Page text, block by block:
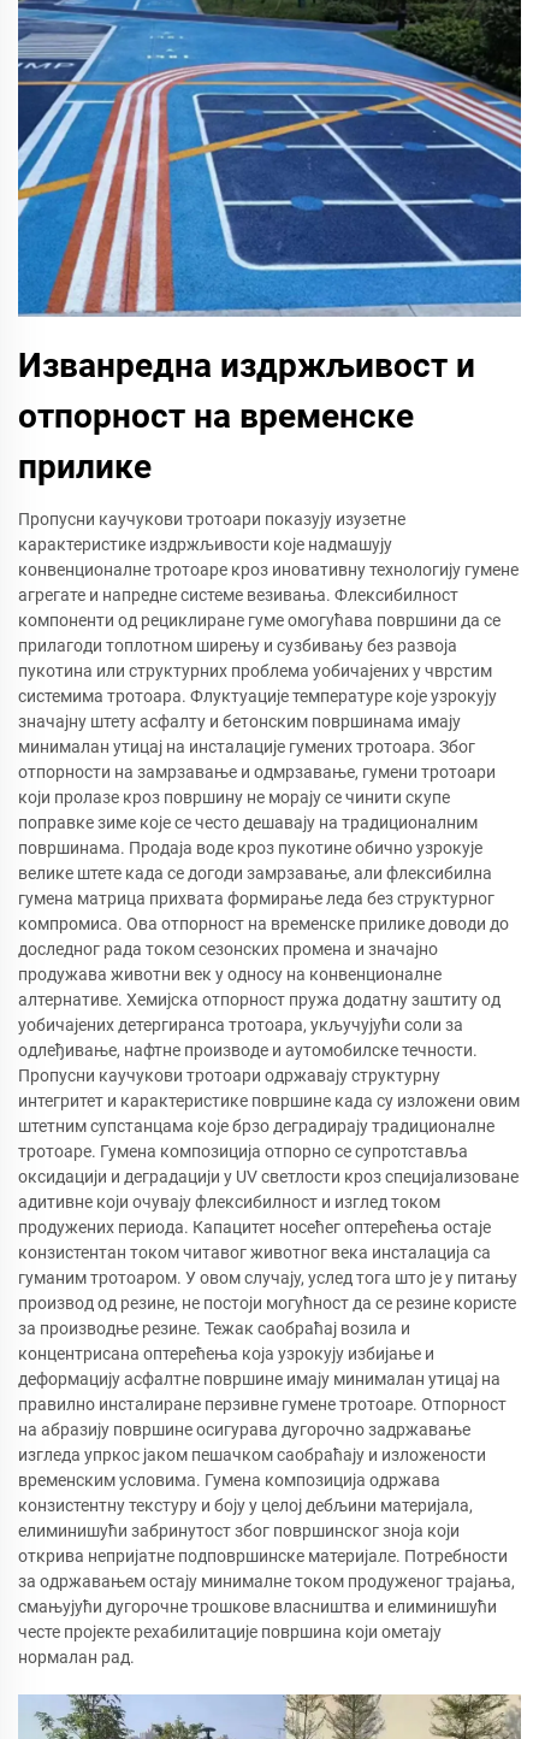
Изванредна издржљивост и
отпорност на временске
прилике
Пропусни каучукови тротоари показују изузетне
карактеристике издржљивости које надмашују
конвенционалне тротоаре кроз иновативну технологију гумене
агрегате и напредне системе везивања. Флексибилност
компоненти од рециклиране гуме омогућава површини да се
прилагоди топлотном ширењу и сузбивању без развоја
пукотина или структурних проблема уобичајених у чврстим
системима тротоара. Флуктуације температуре које узрокују
значајну штету асфалту и бетонским површинама имају
минималан утицај на инсталације гумених тротоара. Због
отпорности на замрзавање и одмрзавање, гумени тротоари
који пролазе кроз површину не морају се чинити скупе
поправке зиме које се често дешавају на традиционалним
површинама. Продаја воде кроз пукотине обично узрокује
велике штете када се догоди замрзавање, али флексибилна
гумена матрица прихвата формирање леда без структурног
компромиса. Ова отпорност на временске прилике доводи до
доследног рада током сезонских промена и значајно
продужава животни век у односу на конвенционалне
алтернативе. Хемијска отпорност пружа додатну заштиту од
уобичајених детергиранса тротоара, укључујући соли за
одлеђивање, нафтне производе и аутомобилске течности.
Пропусни каучукови тротоари одржавају структурну
интегритет и карактеристике површине када су изложени овим
штетним супстанцама које брзо деградирају традиционалне
тротоаре. Гумена композиција отпорно се супротставља
оксидацији и деградацији у UV светлости кроз специјализоване
адитивне који очувају флексибилност и изглед током
продужених периода. Капацитет носећег оптерећења остаје
конзистентан током читавог животног века инсталација са
гуманим тротоаром. У овом случају, услед тога што је у питању
производ од резине, не постоји могућност да се резине користе
за производње резине. Тежак саобраћај возила и
концентрисана оптерећења која узрокују избијање и
деформацију асфалтне површине имају минималан утицај на
правилно инсталиране перзивне гумене тротоаре. Отпорност
на абразију површине осигурава дугорочно задржавање
изгледа упркос јаком пешачком саобраћају и изложености
временским условима. Гумена композиција одржава
конзистентну текстуру и боју у целој дебљини материјала,
елиминишући забринутост због површинског зноја који
открива непријатне подповршинске материјале. Потребности
за одржавањем остају минималне током продуженог трајања,
смањујући дугорочне трошкове власништва и елиминишући
честе пројекте рехабилитације површина који ометају
нормалан рад.